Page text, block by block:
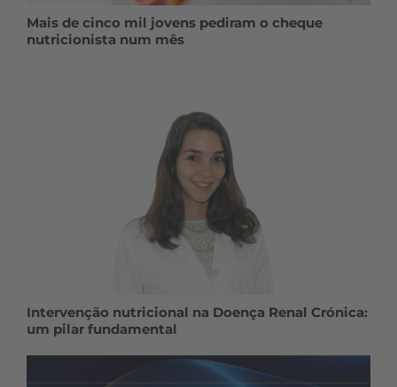
Mais de cinco mil jovens pediram o cheque
nutricionista num mês
Intervenção nutricional na Doença Renal Crónica:
um pilar fundamental